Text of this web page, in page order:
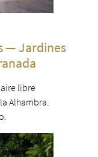
— Jardines
libre
Alhambra.